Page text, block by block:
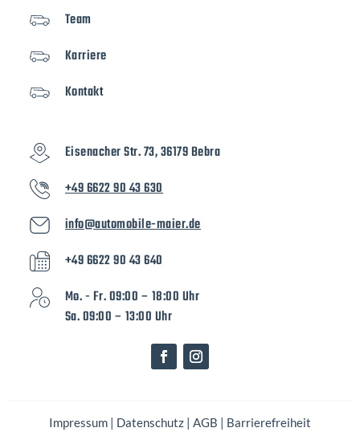
Team
Karriere
Kontakt
Eisenacher Str. 73, 36179 Bebra
+49 6622 90 43 630
info@automobile-maier.de
+49 6622 90 43 640
Mo. - Fr. 09:00 – 18:00 Uhr
Sa. 09:00 – 13:00 Uhr
Impressum | Datenschutz | AGB | Barrierefreiheit